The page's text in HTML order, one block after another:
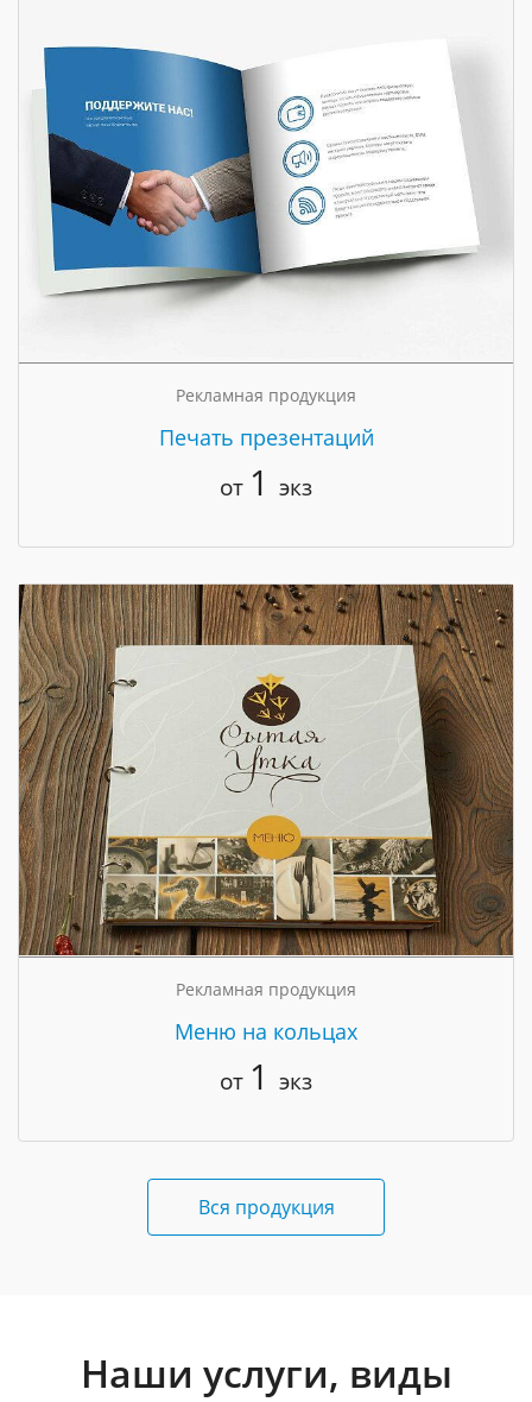
Рекламная продукция
Печать презентаций
от 1 экз
Рекламная продукция
Меню на кольцах
от 1 экз
Вся продукция
Наши услуги, виды